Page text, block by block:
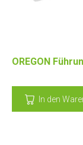
OREGON
In den